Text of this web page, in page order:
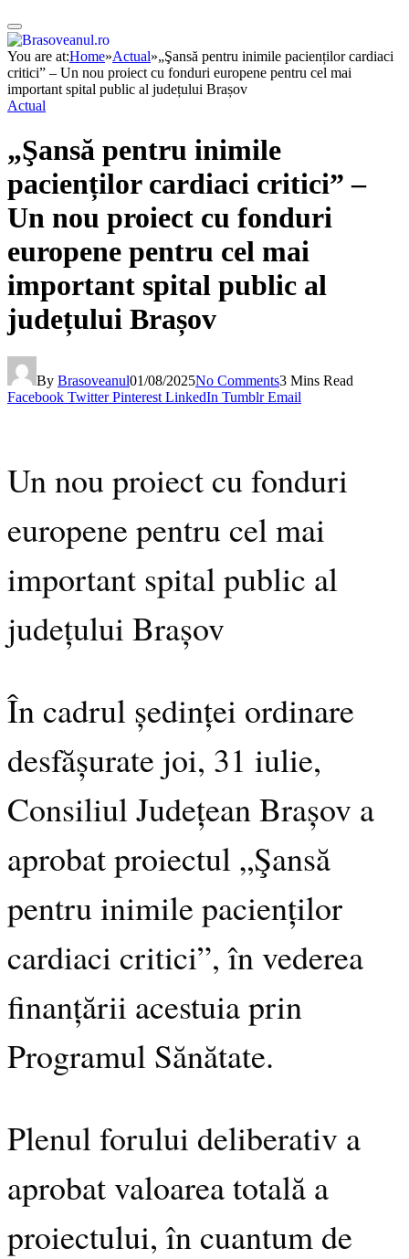
You are at:Home»Actual»„Şansă pentru inimile pacienților cardiaci
critici” – Un nou proiect cu fonduri europene pentru cel mai
important spital public al județului Brașov
Actual
„Şansă pentru inimile
pacienților cardiaci critici” –
Un nou proiect cu fonduri
europene pentru cel mai
important spital public al
județului Brașov
By Brasoveanul01/08/2025No Comments3 Mins Read
Facebook Twitter Pinterest LinkedIn Tumblr Email
Un nou proiect cu fonduri
europene pentru cel mai
important spital public al
județului Brașov
În cadrul ședinței ordinare
desfășurate joi, 31 iulie,
Consiliul Județean Brașov a
aprobat proiectul „Şansă
pentru inimile pacienților
cardiaci critici”, în vederea
finanțării acestuia prin
Programul Sănătate.
Plenul forului deliberativ a
aprobat valoarea totală a
proiectului, în cuantum de